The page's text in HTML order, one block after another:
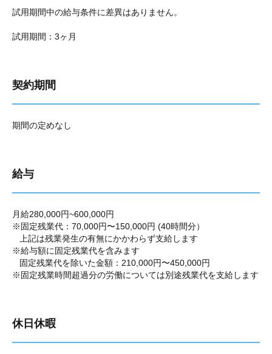
試用期間中の給与条件に差異はありません。
試用期間：3ヶ月
契約期間
期間の定めなし
給与
月給280,000円~600,000円
※固定残業代：70,000円〜150,000円 (40時間分）
上記は残業発生の有無にかかわらず支給します
※給与額に固定残業代を含みます
固定残業代を除いた金額：210,000円〜450,000円
※固定残業時間超過分の労働については別途残業代を支給します
休日休暇